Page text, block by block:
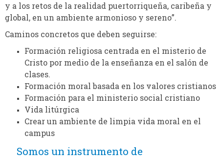
y a los retos de la realidad puertorriqueña, caribeña y
global, en un ambiente armonioso y sereno”.
Caminos concretos que deben seguirse:
Formación religiosa centrada en el misterio de
Cristo por medio de la enseñanza en el salón de
clases.
Formación moral basada en los valores cristianos
Formación para el ministerio social cristiano
Vida litúrgica
Crear un ambiente de limpia vida moral en el
campus
Somos un instrumento de